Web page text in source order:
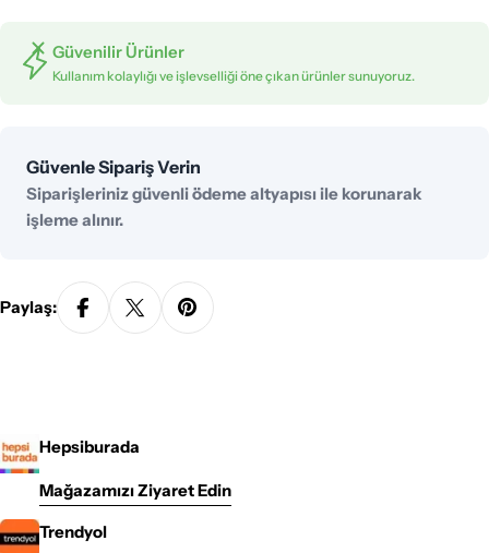
Güvenilir Ürünler
Kullanım kolaylığı ve işlevselliği öne çıkan ürünler sunuyoruz.
Güvenle Sipariş Verin
Ödeme
yöntemleri
Siparişleriniz güvenli ödeme altyapısı ile korunarak
işleme alınır.
Paylaş:
Hepsiburada
Mağazamızı Ziyaret Edin
Trendyol